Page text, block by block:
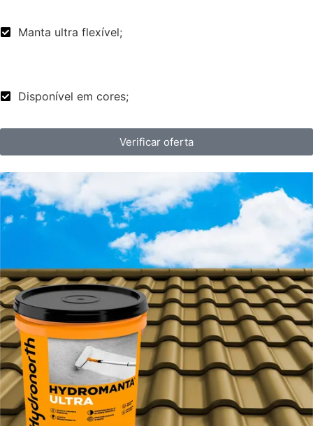
Manta ultra flexível;
Disponível em cores;
Verificar oferta